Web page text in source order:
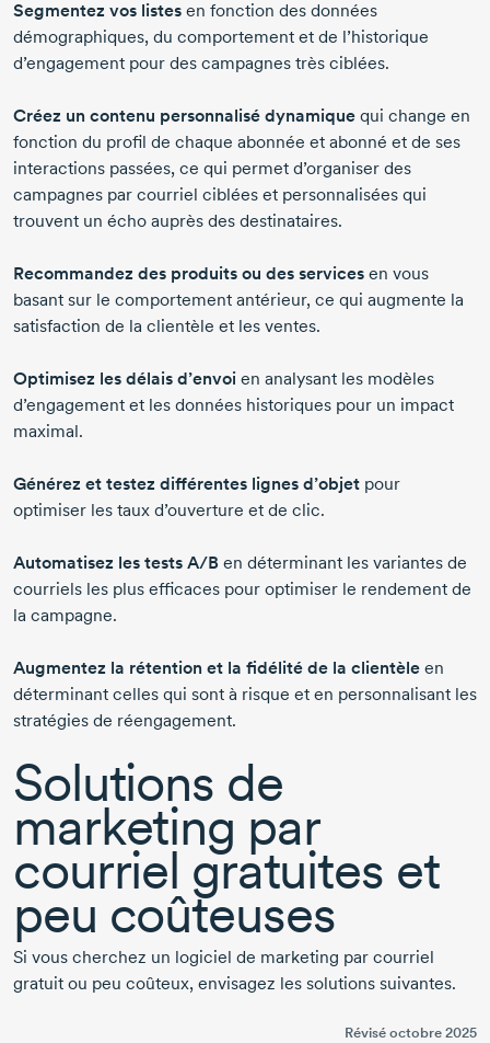
Segmentez vos listes en fonction des données
démographiques, du comportement et de l’historique
d’engagement pour des campagnes très ciblées.
Créez un contenu personnalisé dynamique qui change en
fonction du profil de chaque abonnée et abonné et de ses
interactions passées, ce qui permet d’organiser des
campagnes par courriel ciblées et personnalisées qui
trouvent un écho auprès des destinataires.
Recommandez des produits ou des services en vous
basant sur le comportement antérieur, ce qui augmente la
satisfaction de la clientèle et les ventes.
Optimisez les délais d’envoi en analysant les modèles
d’engagement et les données historiques pour un impact
maximal.
Générez et testez différentes lignes d’objet pour
optimiser les taux d’ouverture et de clic.
Automatisez les tests A/B en déterminant les variantes de
courriels les plus efficaces pour optimiser le rendement de
la campagne.
Augmentez la rétention et la fidélité de la clientèle en
déterminant celles qui sont à risque et en personnalisant les
stratégies de réengagement.
Solutions de
marketing par
courriel gratuites et
peu coûteuses
Si vous cherchez un logiciel de marketing par courriel
gratuit ou peu coûteux, envisagez les solutions suivantes.
Révisé octobre 2025